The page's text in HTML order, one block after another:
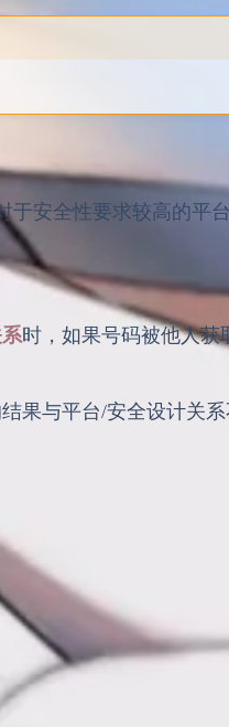
于安全性要求较高的平
时，如果号码被他人获
果与平台/安全设计关